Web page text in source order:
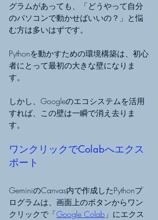
グラムがあっても、「どうやって自分
のパソコンで動かせばいいの？」と悩
む方は多いはずです。
Pythonを動かすための環境構築は、初心
者にとって最初の大きな壁になりま
す。
しかし、Googleのエコシステムを活用
すれば、この壁は一瞬で消え去りま
す。
ワンクリックでColabへエクス
ポート
GeminiのCanvas内で作成したPythonプ
ログラムは、画面上のボタンからワン
クリックで「Google Colab 」にエクス